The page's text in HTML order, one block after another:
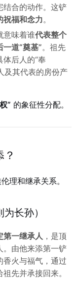
结合的动作。这铲
祝福和念力。
意味着谁代表整个
道“奠基”。祖先
后人的“奉
及其代表的房份产
” 的象征性分配。
理和继承关系。
长孙）
第一继承人 ，是顶
。由他来添第一铲
香火与福气，通过
先并承接回来。